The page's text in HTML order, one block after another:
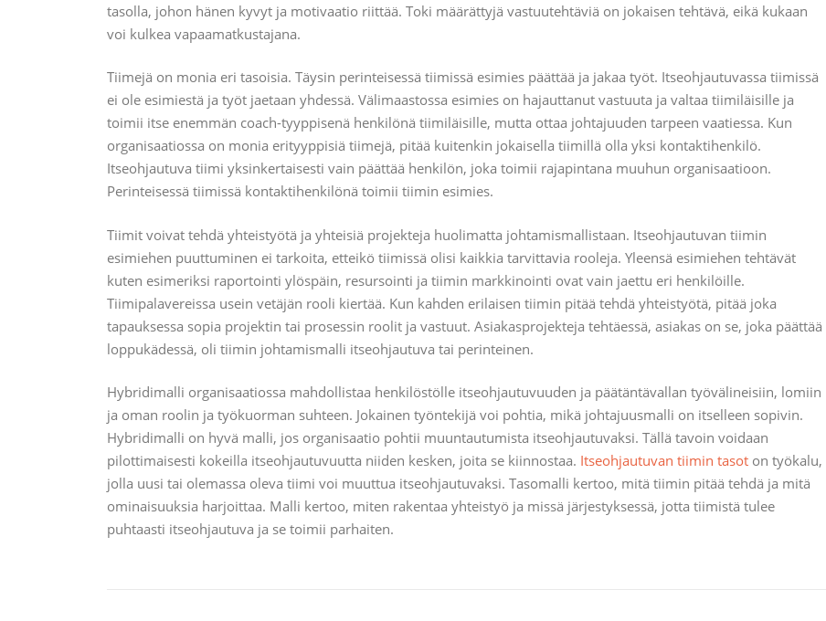
tasolla, johon hänen kyvyt ja motivaatio riittää. Toki määrättyjä vastuutehtäviä on jokaisen tehtävä, eikä kukaan
voi kulkea vapaamatkustajana.
Tiimejä on monia eri tasoisia. Täysin perinteisessä tiimissä esimies päättää ja jakaa työt. Itseohjautuvassa tiimissä
ei ole esimiestä ja työt jaetaan yhdessä. Välimaastossa esimies on hajauttanut vastuuta ja valtaa tiimiläisille ja
toimii itse enemmän coach-tyyppisenä henkilönä tiimiläisille, mutta ottaa johtajuuden tarpeen vaatiessa. Kun
organisaatiossa on monia erityyppisiä tiimejä, pitää kuitenkin jokaisella tiimillä olla yksi kontaktihenkilö.
Itseohjautuva tiimi yksinkertaisesti vain päättää henkilön, joka toimii rajapintana muuhun organisaatioon.
Perinteisessä tiimissä kontaktihenkilönä toimii tiimin esimies.
Tiimit voivat tehdä yhteistyötä ja yhteisiä projekteja huolimatta johtamismallistaan. Itseohjautuvan tiimin
esimiehen puuttuminen ei tarkoita, etteikö tiimissä olisi kaikkia tarvittavia rooleja. Yleensä esimiehen tehtävät
kuten esimeriksi raportointi ylöspäin, resursointi ja tiimin markkinointi ovat vain jaettu eri henkilöille.
Tiimipalavereissa usein vetäjän rooli kiertää. Kun kahden erilaisen tiimin pitää tehdä yhteistyötä, pitää joka
tapauksessa sopia projektin tai prosessin roolit ja vastuut. Asiakasprojekteja tehtäessä, asiakas on se, joka päättää
loppukädessä, oli tiimin johtamismalli itseohjautuva tai perinteinen.
Hybridimalli organisaatiossa mahdollistaa henkilöstölle itseohjautuvuuden ja päätäntävallan työvälineisiin, lomiin
ja oman roolin ja työkuorman suhteen. Jokainen työntekijä voi pohtia, mikä johtajuusmalli on itselleen sopivin.
Hybridimalli on hyvä malli, jos organisaatio pohtii muuntautumista itseohjautuvaksi. Tällä tavoin voidaan
pilottimaisesti kokeilla itseohjautuvuutta niiden kesken, joita se kiinnostaa. Itseohjautuvan tiimin tasot on työkalu,
jolla uusi tai olemassa oleva tiimi voi muuttua itseohjautuvaksi. Tasomalli kertoo, mitä tiimin pitää tehdä ja mitä
ominaisuuksia harjoittaa. Malli kertoo, miten rakentaa yhteistyö ja missä järjestyksessä, jotta tiimistä tulee
puhtaasti itseohjautuva ja se toimii parhaiten.